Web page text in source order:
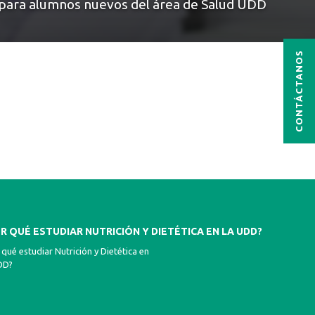
alumnos nuevos del área de Salud UDD
CONTÁCTANOS
QUÉ ESTUDIAR NUTRICIÓN Y DIETÉTICA EN LA UDD?
qué estudiar Nutrición y Dietética en